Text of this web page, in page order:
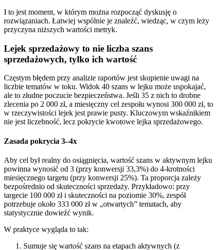
I to jest moment, w którym można rozpocząć dyskusję o
rozwiązaniach. Łatwiej wspólnie je znaleźć, wiedząc, w czym leży
przyczyna niższych wartości metryk.
Lejek sprzedażowy to nie liczba szans
sprzedażowych, tylko ich wartość
Częstym błędem przy analizie raportów jest skupienie uwagi na
liczbie tematów w toku. Widok 40 szans w lejku może uspokajać,
ale to złudne poczucie bezpieczeństwa. Jeśli 35 z nich to drobne
zlecenia po 2 000 zł, a miesięczny cel zespołu wynosi 300 000 zł, to
w rzeczywistości lejek jest prawie pusty. Kluczowym wskaźnikiem
nie jest liczebność, lecz pokrycie kwotowe lejka sprzedażowego.
Zasada pokrycia 3–4x
Aby cel był realny do osiągnięcia, wartość szans w aktywnym lejku
powinna wynosić od 3 (przy konwersji 33,3%) do 4-krotności
miesięcznego targetu (przy konwersji 25%). Ta proporcja zależy
bezpośrednio od skuteczności sprzedaży. Przykładowo: przy
targecie 100 000 zł i skuteczności na poziomie 30%, zespół
potrzebuje około 333 000 zł w „otwartych” tematach, aby
statystycznie dowieźć wynik.
W praktyce wygląda to tak:
Sumuje się wartość szans na etapach aktywnych (z